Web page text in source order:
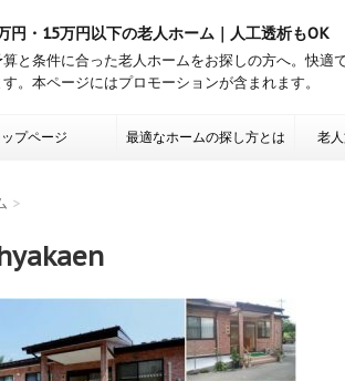
円・15万円以下の老人ホーム｜人工透析もOK
と条件に合った老人ホームをお探しの方へ。快適
。本ページにはプロモーションが含まれます。
ップページ 最適なホームの探し方とは 老
>